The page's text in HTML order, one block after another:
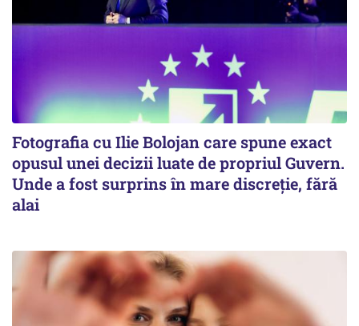
Fotografia cu Ilie Bolojan care spune exact
opusul unei decizii luate de propriul Guvern.
Unde a fost surprins în mare discreție, fără
alai